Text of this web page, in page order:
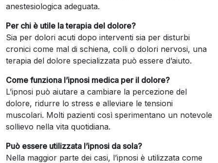
anestesiologica adeguata.
Per chi è utile la terapia del dolore?
Sia per dolori acuti dopo interventi sia per disturbi
cronici come mal di schiena, colli o dolori nervosi, una
terapia del dolore specializzata può essere d’aiuto.
Come funziona l’ipnosi medica per il dolore?
L’ipnosi può aiutare a cambiare la percezione del
dolore, ridurre lo stress e alleviare le tensioni
muscolari. Molti pazienti così sperimentano un notevole
sollievo nella vita quotidiana.
Può essere utilizzata l’ipnosi da sola?
Nella maggior parte dei casi, l’ipnosi è utilizzata come